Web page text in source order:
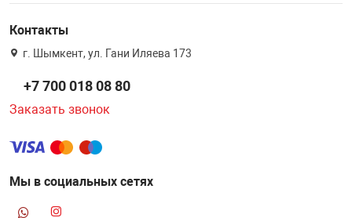
Контакты
г. Шымкент, ул. Гани Иляева 173
+7 700 018 08 80
Заказать звонок
Мы в социальных сетях